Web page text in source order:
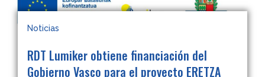
Noticias
RDT Lumiker obtiene financiación del
Gobierno Vasco para el proyecto ERETZA